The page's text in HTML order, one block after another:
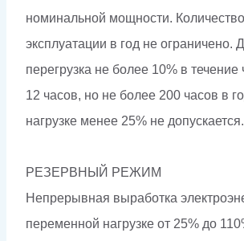
номинальной мощности.
эксплуатации в год не ограничено.
перегрузка не более 10% в
12 часов, но не более 200 часов в
нагрузке менее 25% не допускается.
РЕЗЕРВНЫЙ РЕЖИМ
Непрерывная выработка
переменной нагрузке от 25% до